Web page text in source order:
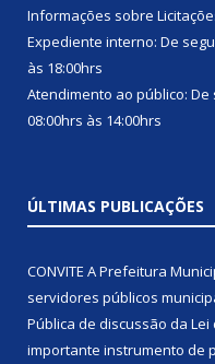
Informações sobre
Expediente interno: De
às 18:00hrs
Atendimento ao público:
08:00hrs às 14:00hrs
ÚLTIMAS PUBLICAÇÕES
CONVITE A Prefeitura
servidores públicos
Pública de discussão da
importante instrumento de